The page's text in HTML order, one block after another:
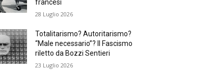
francesi
28 Luglio 2026
Totalitarismo? Autoritarismo?
“Male necessario”? Il Fascismo
riletto da Bozzi Sentieri
23 Luglio 2026